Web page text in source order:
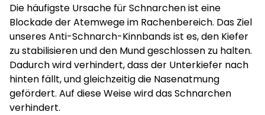
Die häufigste Ursache für Schnarchen ist eine
Blockade der Atemwege im Rachenbereich. Das Ziel
unseres Anti-Schnarch-Kinnbands ist es, den Kiefer
zu stabilisieren und den Mund geschlossen zu halten.
Dadurch wird verhindert, dass der Unterkiefer nach
hinten fällt, und gleichzeitig die Nasenatmung
gefördert. Auf diese Weise wird das Schnarchen
verhindert.